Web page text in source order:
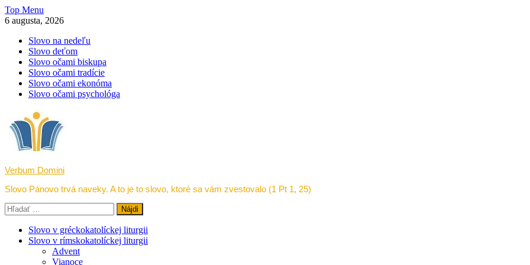
Skip
to
Top Menu
6 augusta, 2026
Slovo na nedeľu
Slovo deťom
Slovo očami biskupa
Slovo očami tradície
Slovo očami ekonóma
Slovo očami psychológa
Verbum Domini
Slovo Pánovo trvá naveky. A to je to slovo, ktoré sa vám zvestovalo (1 Pt 1, 25)
Hľadať:
Slovo v gréckokatolíckej liturgii
Slovo v rímskokatolíckej liturgii
Advent
Vianoce